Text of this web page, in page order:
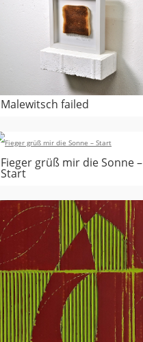
Malewitsch failed
Fieger grüß mir die Sonne –
Start